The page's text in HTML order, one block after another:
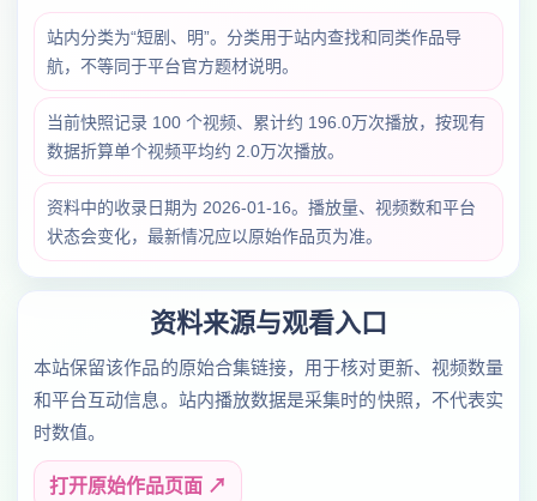
站内分类为“短剧、明”。分类用于站内查找和同类作品导
航，不等同于平台官方题材说明。
当前快照记录 100 个视频、累计约 196.0万次播放，按现有
数据折算单个视频平均约 2.0万次播放。
资料中的收录日期为 2026-01-16。播放量、视频数和平台
状态会变化，最新情况应以原始作品页为准。
资料来源与观看入口
本站保留该作品的原始合集链接，用于核对更新、视频数量
和平台互动信息。站内播放数据是采集时的快照，不代表实
时数值。
打开原始作品页面 ↗